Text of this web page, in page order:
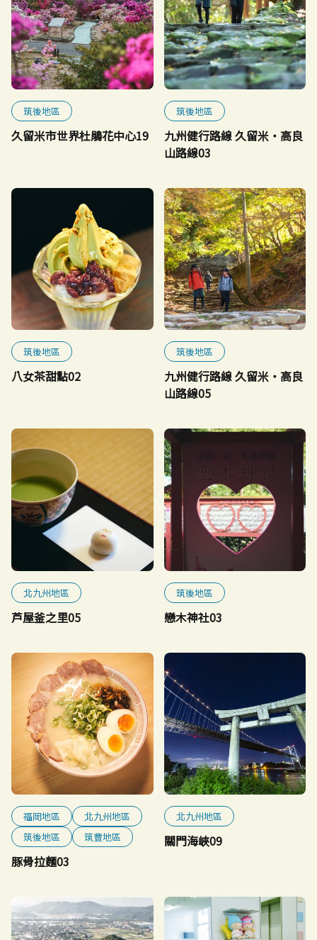
筑後地區
久留米市世界杜鵑花中心19
筑後地區
九州健行路線 久留米・高良
山路線03
筑後地區
八女茶甜點02
筑後地區
九州健行路線 久留米・高良
山路線05
北九州地區
芦屋釜之里05
筑後地區
戀木神社03
福岡地區
北九州地區
筑後地區
筑豐地區
豚骨拉麵03
北九州地區
關門海峽09